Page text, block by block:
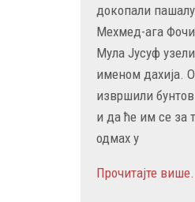
докопали
Мехмед-ага
Мула Јусуф
именом дахија.
извршили
и да ће им се за
одмах у
Прочитајте више...
25 MAY
УМРО ЈЕ